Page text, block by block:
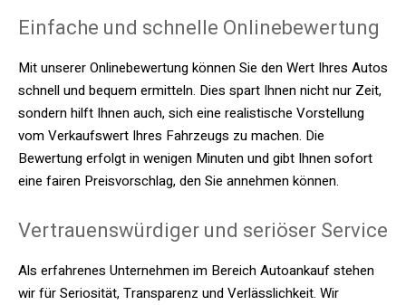
Einfache und schnelle Onlinebewertung
Mit unserer Onlinebewertung können Sie den Wert Ihres Autos
schnell und bequem ermitteln. Dies spart Ihnen nicht nur Zeit,
sondern hilft Ihnen auch, sich eine realistische Vorstellung
vom Verkaufswert Ihres Fahrzeugs zu machen. Die
Bewertung erfolgt in wenigen Minuten und gibt Ihnen sofort
eine fairen Preisvorschlag, den Sie annehmen können.
Vertrauenswürdiger und seriöser Service
Als erfahrenes Unternehmen im Bereich Autoankauf stehen
wir für Seriosität, Transparenz und Verlässlichkeit. Wir